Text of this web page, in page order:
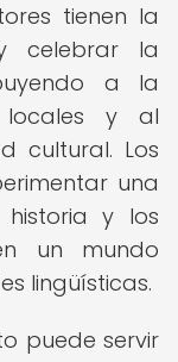
tienen la
celebrar la
a la
locales y al
cultural. Los
una
y los
un mundo
lingüísticas.
puede servir